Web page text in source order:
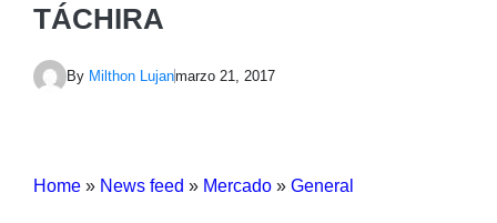
TÁCHIRA
By Milthon Lujanmarzo 21, 2017
Home » News feed » Mercado » General